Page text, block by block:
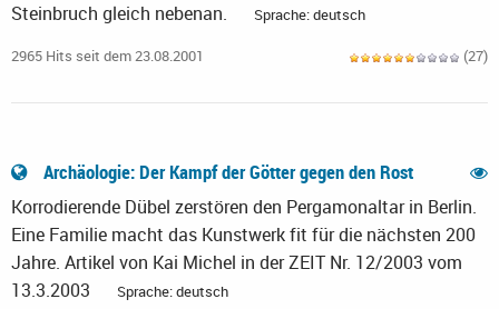
Steinbruch gleich nebenan.
Sprache: deutsch
2965 Hits seit dem 23.08.2001 (27)
Archäologie: Der Kampf der Götter gegen den Rost
Korrodierende Dübel zerstören den Pergamonaltar in Berlin.
Eine Familie macht das Kunstwerk fit für die nächsten 200
Jahre. Artikel von Kai Michel in der ZEIT Nr. 12/2003 vom
13.3.2003
Sprache: deutsch